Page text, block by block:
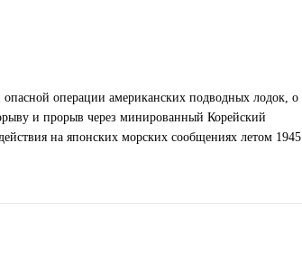
операции американских подводных лодок, о
и прорыв через минированный Корейский
на японских морских сообщениях летом 1945